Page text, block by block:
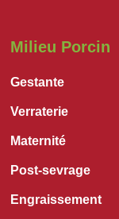
Milieu Porcin
Gestante
Verraterie
Maternité
Post-sevrage
Engraissement